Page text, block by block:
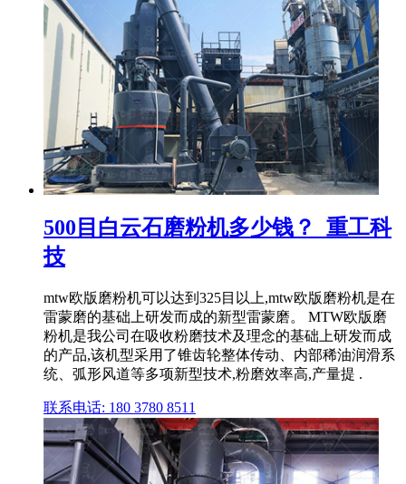
500目白云石磨粉机多少钱？_重工科
技
mtw欧版磨粉机可以达到325目以上,mtw欧版磨粉机是在
雷蒙磨的基础上研发而成的新型雷蒙磨。 MTW欧版磨
粉机是我公司在吸收粉磨技术及理念的基础上研发而成
的产品,该机型采用了锥齿轮整体传动、内部稀油润滑系
统、弧形风道等多项新型技术,粉磨效率高,产量提 .
联系电话: 180 3780 8511